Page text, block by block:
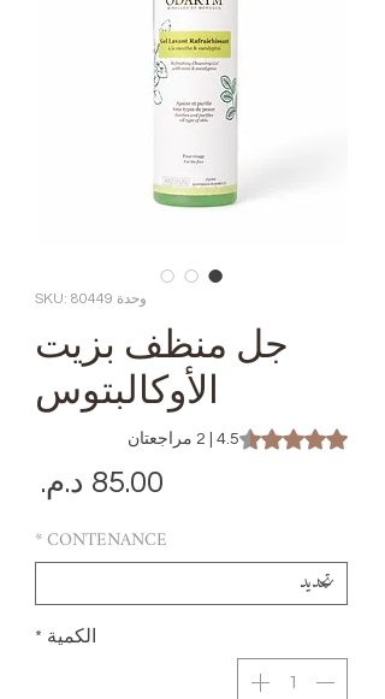
وحدة SKU: 80449
جل منظف بزيت
الأوكالبتوس
4.5 out of five stars based on 2 reviews
4.5 | 2 مراجعتان
CONTENANCE
*
الكمية *